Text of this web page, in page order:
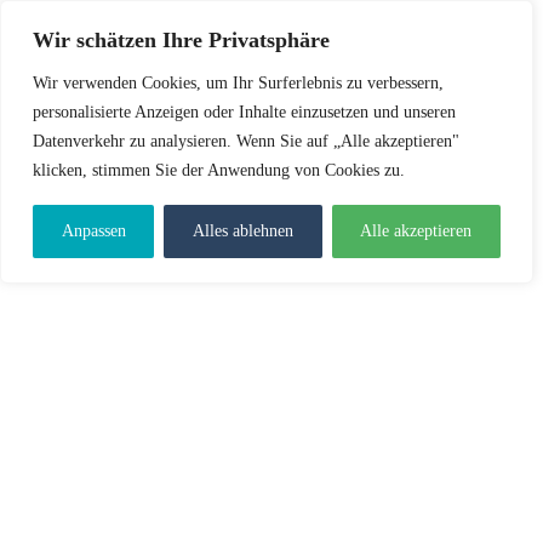
Wir schätzen Ihre Privatsphäre
Wir verwenden Cookies, um Ihr Surferlebnis zu verbessern,
personalisierte Anzeigen oder Inhalte einzusetzen und unseren
Datenverkehr zu analysieren. Wenn Sie auf „Alle akzeptieren"
klicken, stimmen Sie der Anwendung von Cookies zu.
Anpassen Alles ablehnen Alle akzeptieren